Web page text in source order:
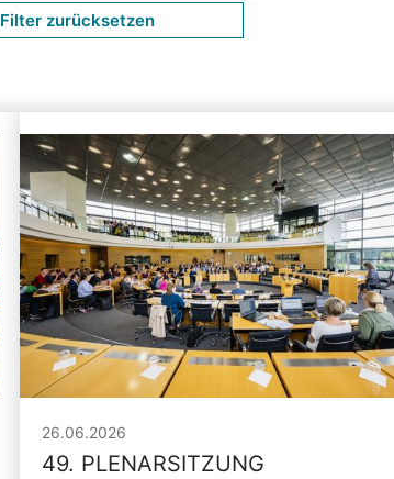
Filter zurücksetzen
26.06.2026
49. PLENARSITZUNG